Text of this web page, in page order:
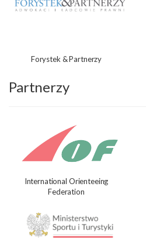
Forystek & Partnerzy
Partnerzy
International Orienteeing
Federation